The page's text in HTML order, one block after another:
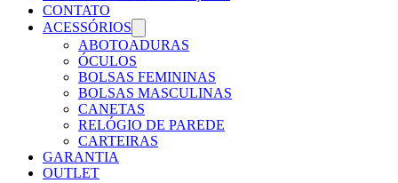
CONTATO
ACESSÓRIOS
ABOTOADURAS
ÓCULOS
BOLSAS FEMININAS
BOLSAS MASCULINAS
CANETAS
RELÓGIO DE PAREDE
CARTEIRAS
GARANTIA
OUTLET